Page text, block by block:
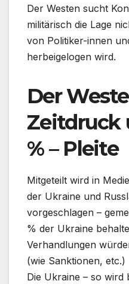
Der Westen sucht
militärisch die Lage
von Politiker-innen
herbeigelogen wird.
Der
Zeitdruck
% – Pleite
Mitgeteilt wird in
der Ukraine und
vorgeschlagen –
% der Ukraine
Verhandlungen
(wie Sanktionen,
Die Ukraine – so wird